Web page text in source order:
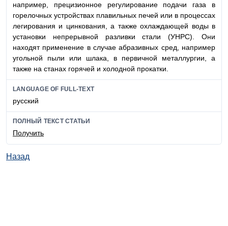
например, прецизионное регулирование подачи газа в
горелочных устройствах плавильных печей или в процессах
легирования и цинкования, а также охлаждающей воды в
установки непрерывной разливки стали (УНРС). Они
находят применение в случае абразивных сред, например
угольной пыли или шлака, в первичной металлургии, а
также на станах горячей и холодной прокатки.
LANGUAGE OF FULL-TEXT
русский
ПОЛНЫЙ ТЕКСТ СТАТЬИ
Получить
Назад